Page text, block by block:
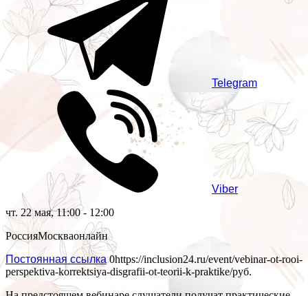
Telegram
Viber
чт. 22 мая, 11:00 - 12:00
РоссияМоскваонлайн
Постоянная ссылка 0https://inclusion24.ru/event/vebinar-ot-rooi-
perspektiva-korrektsiya-disgrafii-ot-teorii-k-praktike/руб.